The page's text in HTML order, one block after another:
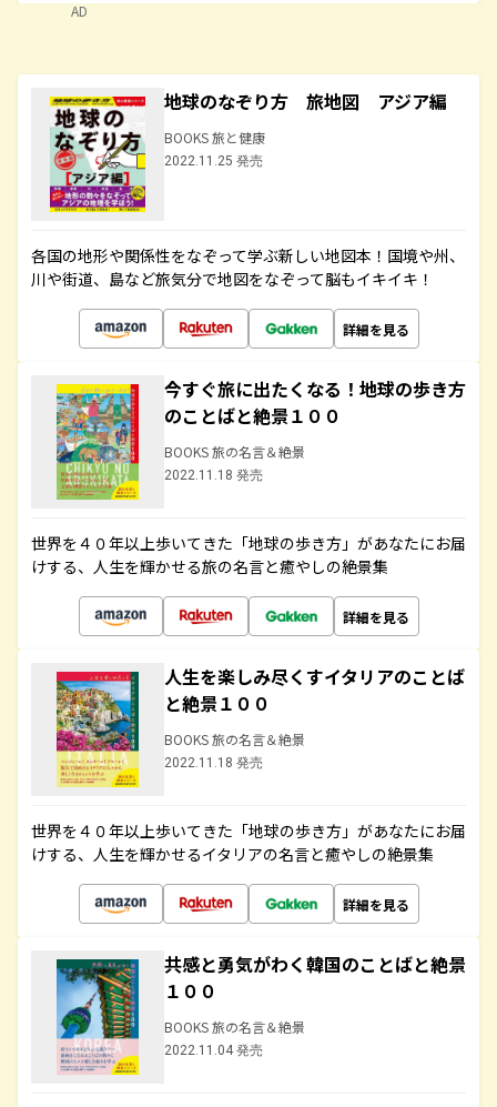
AD
地球のなぞり方 旅地図 アジア編
BOOKS 旅と健康
2022.11.25 発売
各国の地形や関係性をなぞって学ぶ新しい地図本！国境や州、
川や街道、島など旅気分で地図をなぞって脳もイキイキ！
詳細を見る
今すぐ旅に出たくなる！地球の歩き方
のことばと絶景１００
BOOKS 旅の名言＆絶景
2022.11.18 発売
世界を４０年以上歩いてきた「地球の歩き方」があなたにお届
けする、人生を輝かせる旅の名言と癒やしの絶景集
詳細を見る
人生を楽しみ尽くすイタリアのことば
と絶景１００
BOOKS 旅の名言＆絶景
2022.11.18 発売
世界を４０年以上歩いてきた「地球の歩き方」があなたにお届
けする、人生を輝かせるイタリアの名言と癒やしの絶景集
詳細を見る
共感と勇気がわく韓国のことばと絶景
１００
BOOKS 旅の名言＆絶景
2022.11.04 発売